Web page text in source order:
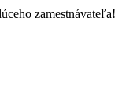
zamestnávateľa!